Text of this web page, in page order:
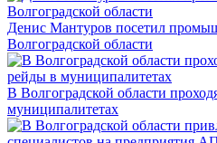
Денис Мантуров посетил
Волгоградской области
В Волгоградской области
муниципалитетах